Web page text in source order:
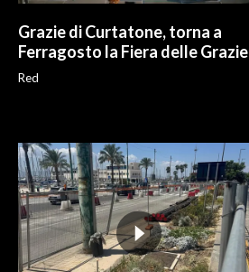
STORE
Grazie di Curtatone, torna a
Ferragosto la Fiera delle Grazie
Red